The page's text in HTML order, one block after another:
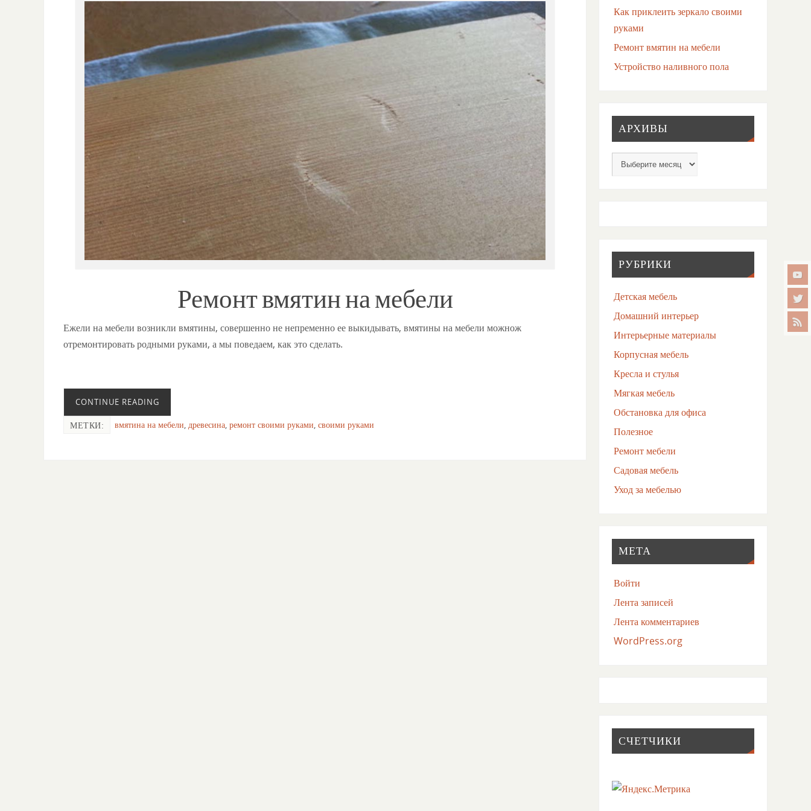
Ремонт вмятин на мебели
Ежели на мебели возникли вмятины, совершенно не непременно ее выкидывать, вмятины на мебели можнож
отремонтировать родными руками, а мы поведаем, как это сделать.
CONTINUE READING
МЕТКИ: вмятина на мебели древесина ремонт своими руками своими руками
Как приклеить зеркало своими
руками
Ремонт вмятин на мебели
Устройство наливного пола
АРХИВЫ
РУБРИКИ
Детская мебель
Домашний интерьер
Интерьерные материалы
Корпусная мебель
Кресла и стулья
Мягкая мебель
Обстановка для офиса
Полезное
Ремонт мебели
Садовая мебель
Уход за мебелью
МЕТА
Войти
Лента записей
Лента комментариев
WordPress.org
СЧЕТЧИКИ